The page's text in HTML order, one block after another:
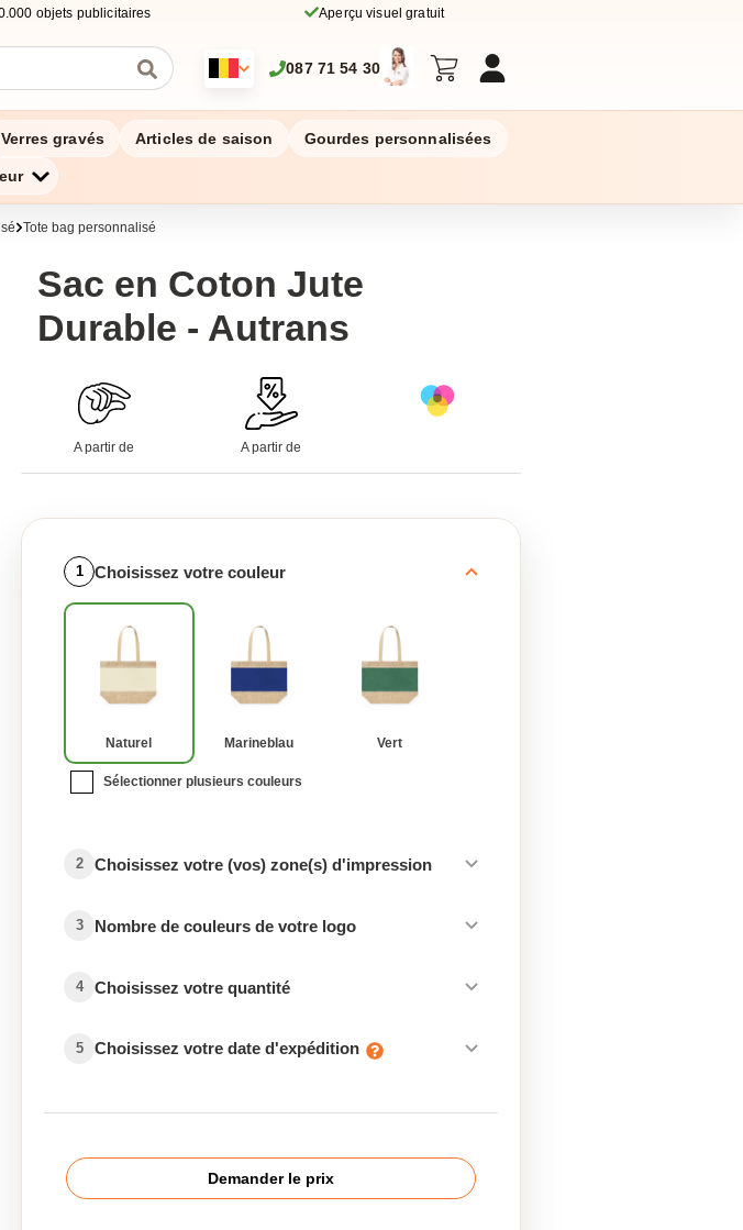
objets publicitaires Aperçu visuel gratuit
087 71 54 30
Verres gravés Articles de saison Gourdes personnalisées
Tote bag personnalisé
Sac en Coton Jute
Durable - Autrans
A partir de A partir de
1 Choisissez votre couleur
Naturel Marineblau Vert
Sélectionner plusieurs couleurs
2 Choisissez votre (vos) zone(s) d'impression
3 Nombre de couleurs de votre logo
4 Choisissez votre quantité
5 Choisissez votre date d'expédition
Demander le prix